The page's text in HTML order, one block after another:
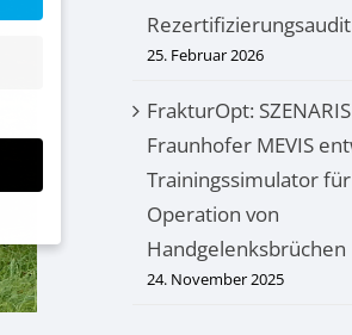
Rezertifizierungsaudit
25. Februar 2026
FrakturOpt:
Fraunhofer MEVIS
Trainingssimulator
Operation von
Handgelenksbrüchen
24. November 2025